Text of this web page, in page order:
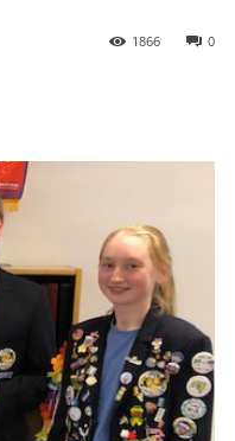
0
1866